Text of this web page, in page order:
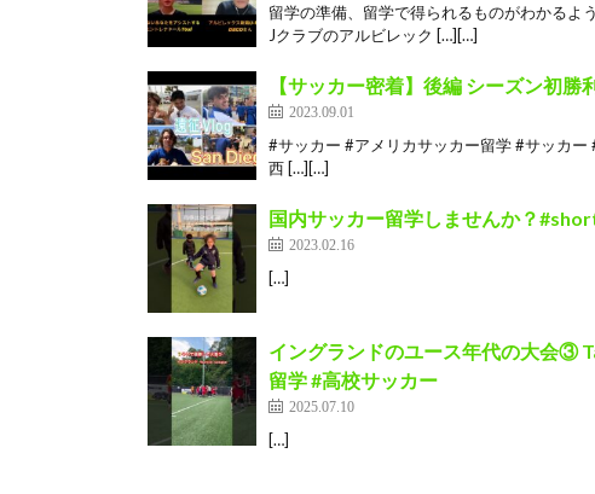
留学の準備、留学で得られるものがわかるよ
Jクラブのアルビレック […][…]
【サッカー密着】後編 シーズン初勝
2023.09.01
#サッカー #アメリカサッカー留学 #サッカ
西 […][…]
国内サッカー留学しませんか？
2023.02.16
[…]
イングランドのユース年代の大会③
留学 #高校サッカー
2025.07.10
[…]